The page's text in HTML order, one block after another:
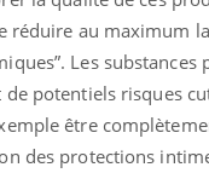
réduire au maximum
Les substances
potentiels risques
être
des protections